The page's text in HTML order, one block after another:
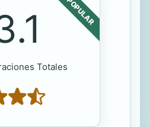
POPULAR
Totales